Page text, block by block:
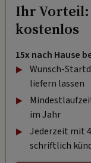
Ihr Vorteil:
kostenlos
15x nach Hause
Wunsch-
liefern lassen
im Jahr
Jederzeit mit
schriftlich